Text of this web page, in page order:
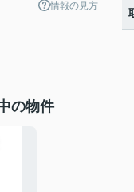
情報の見方
の物件